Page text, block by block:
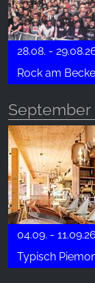
Rock am
September
04.09. -
Typisch